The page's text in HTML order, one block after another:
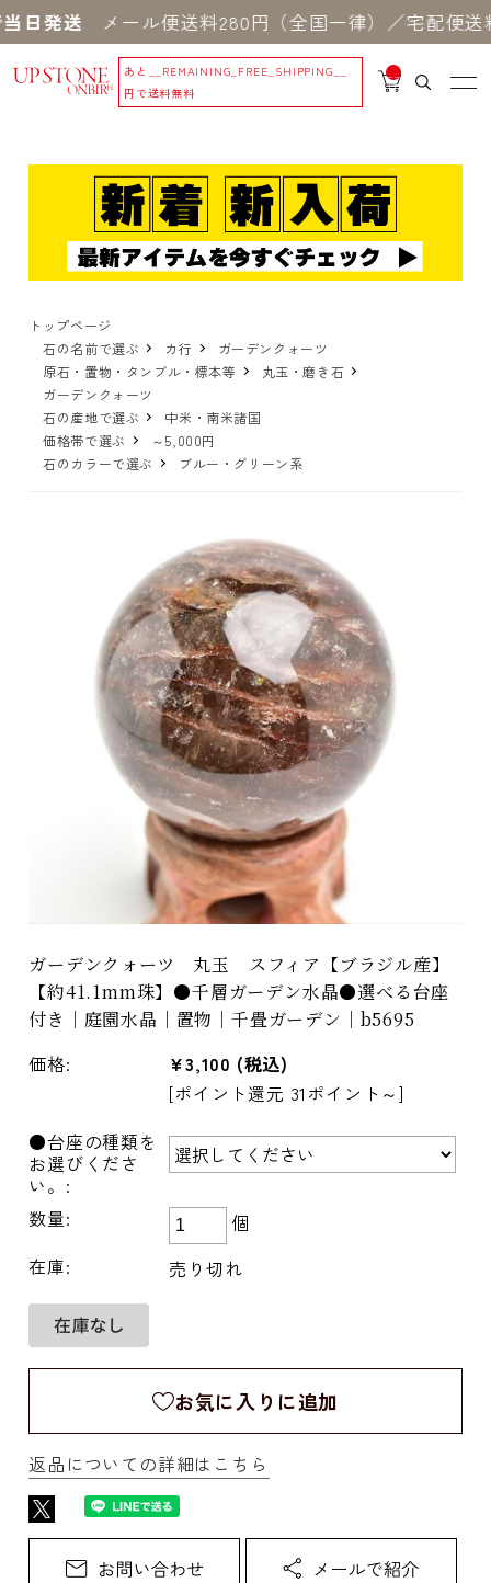
日発送メール便送料280円（全国一律）／宅配便送
あと
__REMAINING_FREE_SHIPPING__
円で送料無料
__
IT
_
トップページ
石の名前で選ぶ
カ行
ガーデンクォーツ
原石・置物・タンブル・標本等
丸玉・磨き石
ガーデンクォーツ
石の産地で選ぶ
中米・南米諸国
価格帯で選ぶ
～5,000円
石のカラーで選ぶ
ブルー・グリーン系
ガーデンクォーツ 丸玉 スフィア【ブラジル産】
【約41.1mm珠】●千層ガーデン水晶●選べる台座
付き｜庭園水晶｜置物｜千畳ガーデン｜b5695
価格: ¥3,100 (税込)
[ポイント還元 31ポイント～]
●台座の種類を
お選びくださ
い。:
数量:
個
在庫:
売り切れ
お気に入りに追加
返品についての詳細はこちら